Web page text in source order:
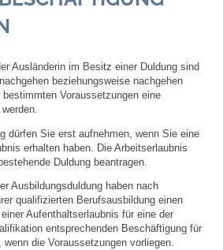
Amtsblatt
Ausländerin im Besitz einer Duldung sind
beziehungsweise nachgehen
Voraussetzungen eine
dürfen Sie erst aufnehmen, wenn Sie eine
erhalten haben. Die Arbeitserlaubnis
Duldung beantragen.
Ausbildungsduldung haben nach
qualifizierten Berufsausbildung einen
Aufenthaltserlaubnis für eine der
entsprechenden Beschäftigung für
die Voraussetzungen vorliegen.